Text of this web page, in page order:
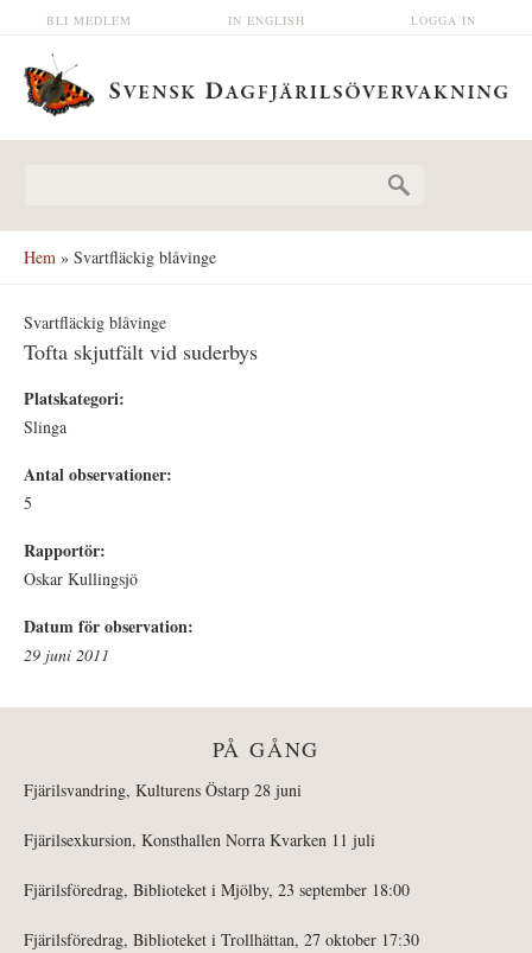
Hoppa till huvudinnehåll LOGGA IN
IN ENGLISH
BLI MEDLEM
Hem » Svartfläckig blåvinge
Svartfläckig blåvinge
Tofta skjutfält vid suderbys
Platskategori:
Slinga
Antal observationer:
5
Rapportör:
Oskar Kullingsjö
Datum för observation:
29 juni 2011
PÅ GÅNG
Fjärilsvandring, Kulturens Östarp 28 juni
Fjärilsexkursion, Konsthallen Norra Kvarken 11 juli
Fjärilsföredrag, Biblioteket i Mjölby, 23 september 18:00
Fjärilsföredrag, Biblioteket i Trollhättan, 27 oktober 17:30